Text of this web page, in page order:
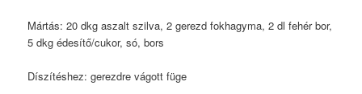
Mártás: 20 dkg aszalt szilva, 2 gerezd fokhagyma, 2 dl fehér bor,
5 dkg édesítő/cukor, só, bors
Díszítéshez: gerezdre vágott füge